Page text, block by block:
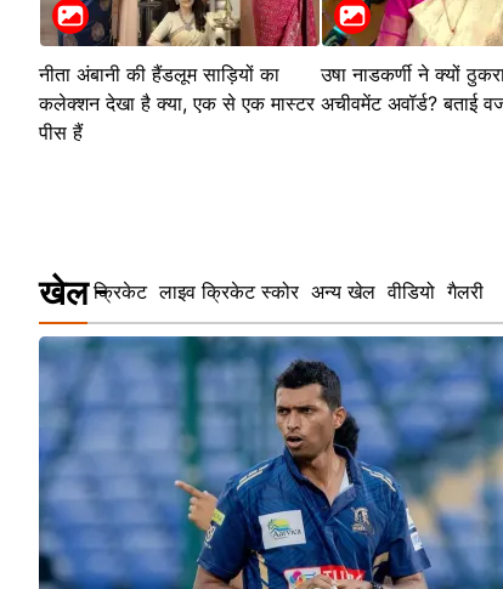
नीता अंबानी की हैंडलूम साड़ियों का
कलेक्शन देखा है क्या, एक से एक मास्टर
पीस हैं
उषा नाडकर्णी ने क्यों
अचीवमेंट अवॉर्ड? बताई
खेल क्रिकेट लाइव क्रिकेट स्कोर अन्य खेल वीडियो गैलरी